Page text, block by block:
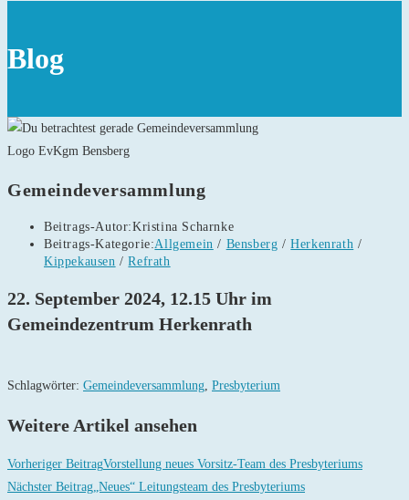
Blog
Logo EvKgm Bensberg
Gemeindeversammlung
Beitrags-Autor:Kristina Scharnke
Beitrags-Kategorie:Allgemein / Bensberg / Herkenrath /
Kippekausen / Refrath
22. September 2024, 12.15 Uhr im
Gemeindezentrum Herkenrath
Schlagwörter: Gemeindeversammlung, Presbyterium
Weitere Artikel ansehen
Vorheriger BeitragVorstellung neues Vorsitz-Team des Presbyteriums
Nächster Beitrag„Neues“ Leitungsteam des Presbyteriums